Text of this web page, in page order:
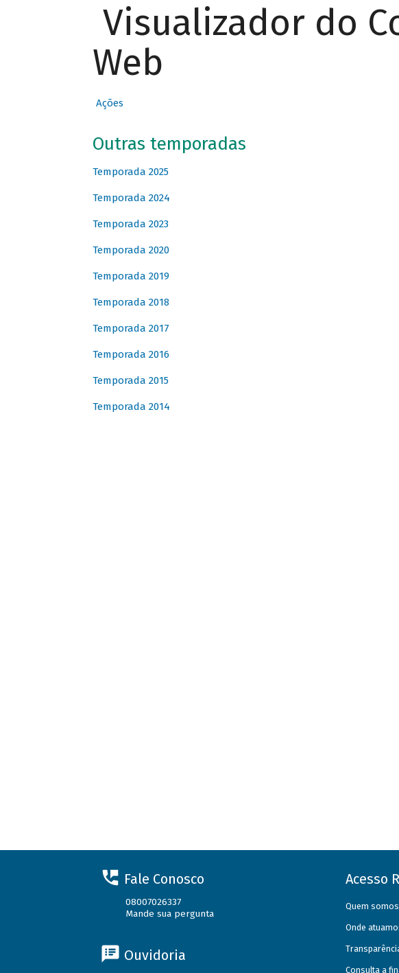
Visualizador do
Web
Ações
Outras temporadas
Temporada 2025
Temporada 2024
Temporada 2023
Temporada 2020
Temporada 2019
Temporada 2018
Temporada 2017
Temporada 2016
Temporada 2015
Temporada 2014
Fale Conosco
08007026337
Mande sua pergunta
Ouvidoria
Acesso
Quem somos
Onde
Consulta a